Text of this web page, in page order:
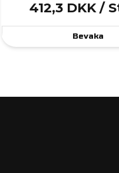
412,3 DKK /
Bevaka